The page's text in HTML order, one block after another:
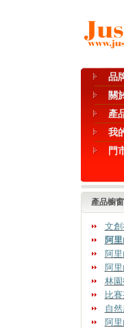
品
關
產
我
門
產品櫥窗
文創
阿
阿
阿
林
比
自
阿